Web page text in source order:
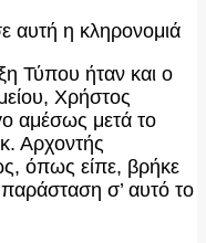
αυτή η κληρονομιά
Τύπου ήταν και ο
Χρήστος
αμέσως μετά το
Αρχοντής
όπως είπε, βρήκε
σ’ αυτό το